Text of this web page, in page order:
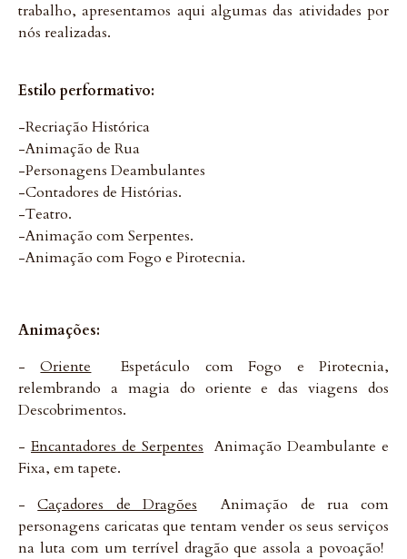
trabalho, apresentamos aqui algumas das atividades por
nós realizadas.
Estilo performativo:
-Recriação Histórica
-Animação de Rua
-Personagens Deambulantes
-Contadores de Histórias.
-Teatro.
-Animação com Serpentes.
-Animação com Fogo e Pirotecnia.
Animações:
-Oriente  Espetáculo com Fogo e Pirotecnia,
relembrando a magia do oriente e das viagens dos
Descobrimentos.
-Encantadores de Serpentes  Animação Deambulante e
Fixa, em tapete.
-Caçadores de Dragões  Animação de rua com
personagens caricatas que tentam vender os seus serviços
na luta com um terrível dragão que assola a povoação! 